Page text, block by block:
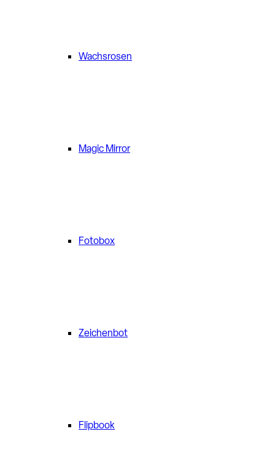
Wachsrosen
Magic Mirror
Fotobox
Zeichenbot
Flipbook